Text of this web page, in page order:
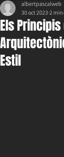
Els
Estil
albertpascalweb
30 oct 2023 2 min